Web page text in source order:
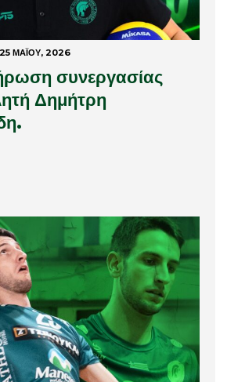
25 ΜΑΪ́ΟΥ, 2026
συνεργασίας
Δημήτρη